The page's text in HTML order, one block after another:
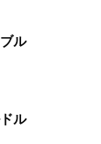
ル
ル